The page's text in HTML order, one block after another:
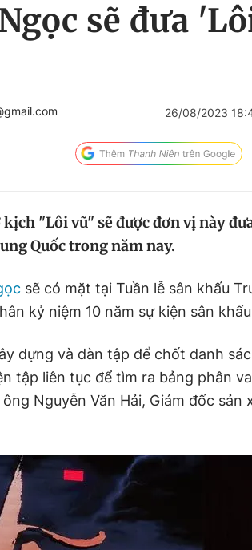
sẽ đưa
26/08/2023
"Lôi vũ" sẽ được đơn vị này
Quốc trong năm nay.
sẽ có mặt tại Tuần lễ sân khấu
kỷ niệm 10 năm sự kiện sân
dựng và dàn tập để chốt danh
tập liên tục để tìm ra bảng phân
Nguyễn Văn Hải, Giám đốc sản